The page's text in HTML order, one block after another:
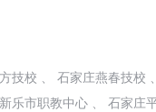
技校 、 石家庄燕春技
乐市职教中心 、 石家